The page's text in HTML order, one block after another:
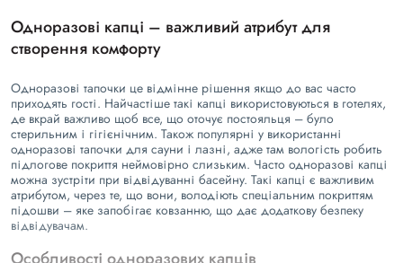
Одноразові капці – важливий атрибут для
створення комфорту
Одноразові тапочки це відмінне рішення якщо до вас часто
приходять гості. Найчастіше такі капці використовуються в готелях,
де вкрай важливо щоб все, що оточує постояльця – було
стерильним і гігієнічним. Також популярні у використанні
одноразові тапочки для сауни і лазні, адже там вологість робить
підлогове покриття неймовірно слизьким. Часто одноразові капці
можна зустріти при відвідуванні басейну. Такі капці є важливим
атрибутом, через те, що вони, володіють спеціальним покриттям
підошви – яке запобігає ковзанню, що дає додаткову безпеку
відвідувачам.
Особливості одноразових капців